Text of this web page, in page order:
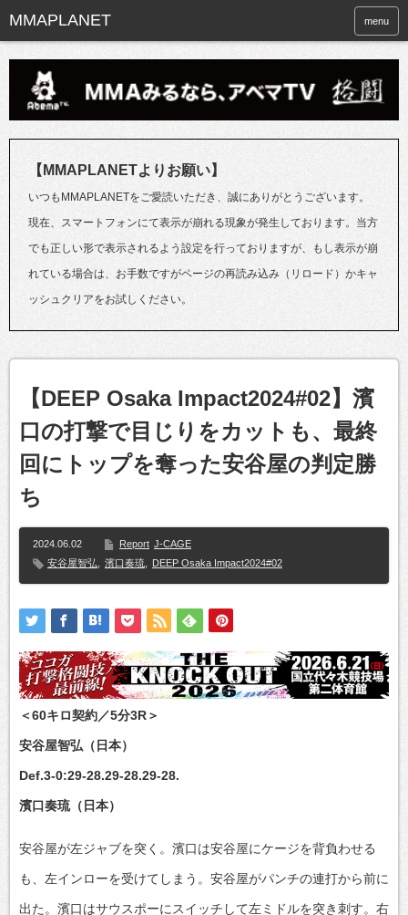
menu
【MMAPLANETよりお願い】
いつもMMAPLANETをご愛読いただき、誠にありがとうございます。
現在、スマートフォンにて表示が崩れる現象が発生しております。当方
でも正しい形で表示されるよう設定を行っておりますが、もし表示が崩
れている場合は、お手数ですがページの再読み込み（リロード）かキャ
ッシュクリアをお試しください。
【DEEP Osaka Impact2024#02】濱
口の打撃で目じりをカットも、最終
回にトップを奪った安谷屋の判定勝
ち
2024.06.02 Report J-CAGE
安谷屋智弘
濱口奏琉 DEEP Osaka Impact2024#02
＜60キロ契約／5分3R＞
安谷屋智弘（日本）
Def.3-0:29-28.29-28.29-28.
濱口奏琉（日本）
安谷屋が左ジャブを突く。濱口は安谷屋にケージを背負わせる
も、左インローを受けてしまう。安谷屋がパンチの連打から前に
出た。濱口はサウスポーにスイッチして左ミドルを突き刺す。右